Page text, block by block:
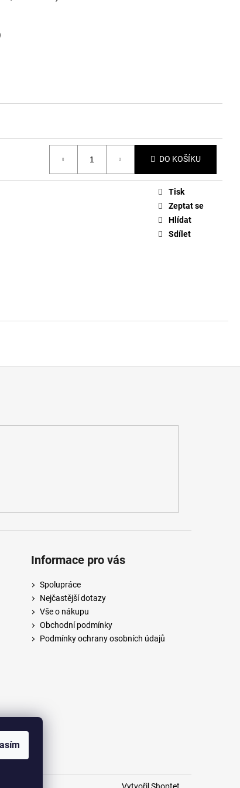
DO KOŠÍKU
Tisk
Zeptat se
Hlídat
Sdílet
Informace pro vás
Spolupráce
Nejčastější dotazy
Vše o nákupu
Obchodní podmínky
Podmínky ochrany osobních údajů